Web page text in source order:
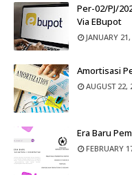
Per-02/PJ/
Via EBupot
JANUARY
Amortisasi
AUGUST 22,
Era Baru
FEBRUARY